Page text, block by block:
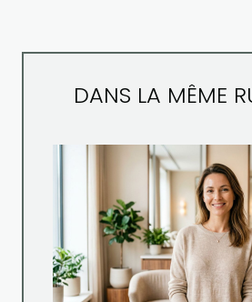
DANS LA MÊME